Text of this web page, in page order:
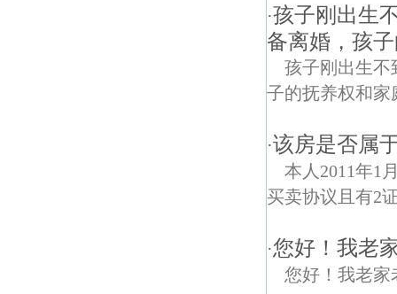
·孩子刚出生
备离婚，孩
孩子刚出生不
子的抚养权和家
·该房是否属
本人2011年1
买卖协议且有2
·您好！我老
您好！我老家